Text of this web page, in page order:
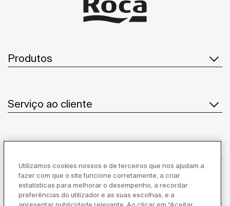
Produtos
Serviço ao cliente
Inspiração
Utilizamos cookies nossos e de terceiros que nos ajudam a
fazer com que o site funcione corretamente, a criar
estatísticas para melhorar o desempenho, a recordar
preferências do utilizador e as suas escolhas, e a